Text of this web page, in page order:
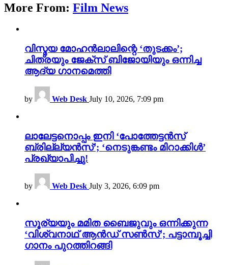
More From: Film News
വിസ്മയ മോഹൻലാലിന്റെ ‘തുടക്കം’;
ചിത്രയും ജേക്സ് ബിജോയിയും ഒന്നിച്ച
ആദ്യ ഗാനമെത്തി
by Web Desk July 10, 2026, 7:09 pm
ലാലേട്ടനൊപ്പം ഇനി ‘പോത്തേട്ടൻസ്
ബ്രില്ല്യൻസ്’; ‘നെടുങ്കണ്ടം മിറാക്കിൾ’
പ്രഖ്യാപിച്ചു!
by Web Desk July 3, 2026, 6:09 pm
സൂര്യയും മമിത ബൈജുവും ഒന്നിക്കുന്ന
‘വിശ്വനാഥ് ആൻഡ് സൺസ്’; പട്ടാമ്പൂച്ചി
ഗാനം പുറത്തിറങ്ങി